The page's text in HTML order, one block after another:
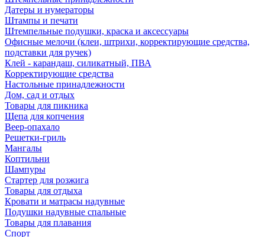
Датеры и нумераторы
Штампы и печати
Штемпельные подушки, краска и аксессуары
Офисные мелочи (клеи, штрихи, корректирующие средства,
подставки для ручек)
Клей - карандаш, силикатный, ПВА
Корректирующие средства
Настольные принадлежности
Дом, сад и отдых
Товары для пикника
Щепа для копчения
Веер-опахало
Решетки-гриль
Мангалы
Коптильни
Шампуры
Стартер для розжига
Товары для отдыха
Кровати и матрасы надувные
Подушки надувные спальные
Товары для плавания
Спорт